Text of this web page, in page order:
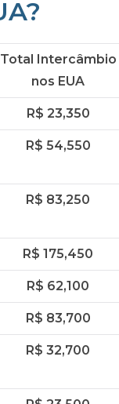
Total Intercâmbio
nos EUA
R$ 23,350
R$ 54,550
R$ 83,250
R$ 175,450
R$ 62,100
R$ 83,700
R$ 32,700